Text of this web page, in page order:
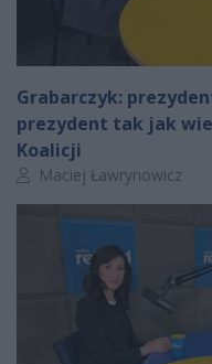
Grabarczyk:
prezydent tak jak
Koalicji
Autor artykułu:
Maciej Ławrynowicz